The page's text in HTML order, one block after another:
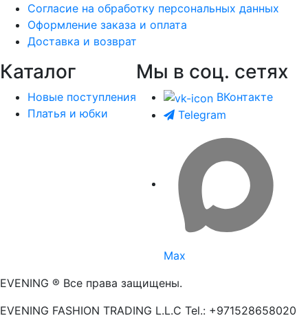
Согласие на обработку персональных данных
Оформление заказа и оплата
Доставка и возврат
Каталог
Новые поступления
Платья и юбки
Мы в соц. сетях
ВКонтакте
Telegram
Max
EVENING ® Все права защищены.
EVENING FASHION TRADING L.L.C Tel.: +971528658020